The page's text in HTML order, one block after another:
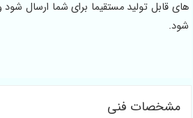
قابل تولید مستقیما برای شما ارسال
مشخصات فنی